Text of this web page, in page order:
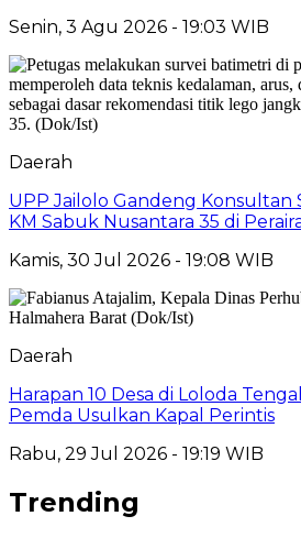
Senin, 3 Agu 2026 - 19:03 WIB
Daerah
UPP Jailolo Gandeng Konsultan
KM Sabuk Nusantara 35 di
Kamis, 30 Jul 2026 - 19:08 WIB
Daerah
Harapan 10 Desa di Loloda
Pemda Usulkan Kapal Perintis
Rabu, 29 Jul 2026 - 19:19 WIB
Trending